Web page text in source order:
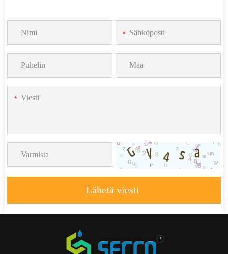
*
*
Lähetä viesti